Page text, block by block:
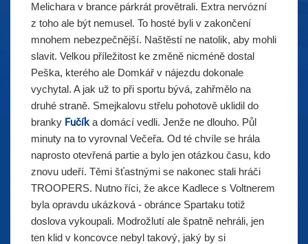
Melichara v brance párkrát provětrali. Extra nervózní
z toho ale být nemusel. To hosté byli v zakončení
mnohem nebezpečnější. Naštěstí ne natolik, aby mohli
slavit. Velkou příležitost ke změně nicméně dostal
Peška, kterého ale Domkář v nájezdu dokonale
vychytal. A jak už to při sportu bývá, zahřmělo na
druhé straně. Smejkalovu střelu pohotově uklidil do
branky Fučík a domácí vedli. Jenže ne dlouho. Půl
minuty na to vyrovnal Večeřa. Od té chvíle se hrála
naprosto otevřená partie a bylo jen otázkou času, kdo
znovu udeří. Těmi šťastnými se nakonec stali hráči
TROOPERS. Nutno říci, že akce Kadlece s Voltnerem
byla opravdu ukázková - obránce Spartaku totiž
doslova vykoupali. Modrožlutí ale špatně nehráli, jen
ten klid v koncovce nebyl takový, jaký by si